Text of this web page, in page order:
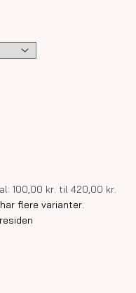
100,00 kr. til 420,00 kr.
flere varianter.